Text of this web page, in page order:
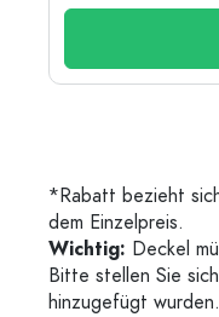
*Rabatt bezieht
dem Einzelpreis.
Wichtig: Deckel
Bitte stellen Sie
hinzugefügt wurden.